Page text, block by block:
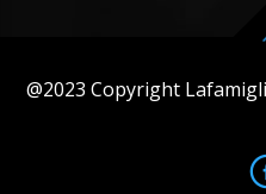
@2023 Copyright